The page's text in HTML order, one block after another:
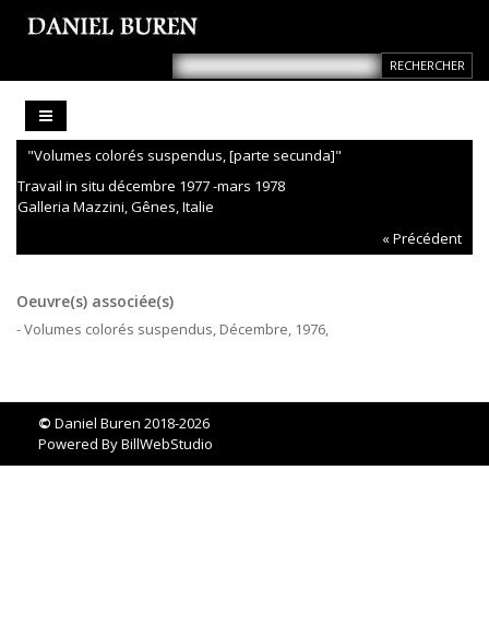
"Volumes colorés suspendus, [parte secunda]"
Travail in situ décembre 1977 -mars 1978
Galleria Mazzini, Gênes, Italie
« Précédent
Oeuvre(s) associée(s)
- Volumes colorés suspendus, Décembre, 1976,
© Daniel Buren 2018-2026
Powered ByBillWebStudio